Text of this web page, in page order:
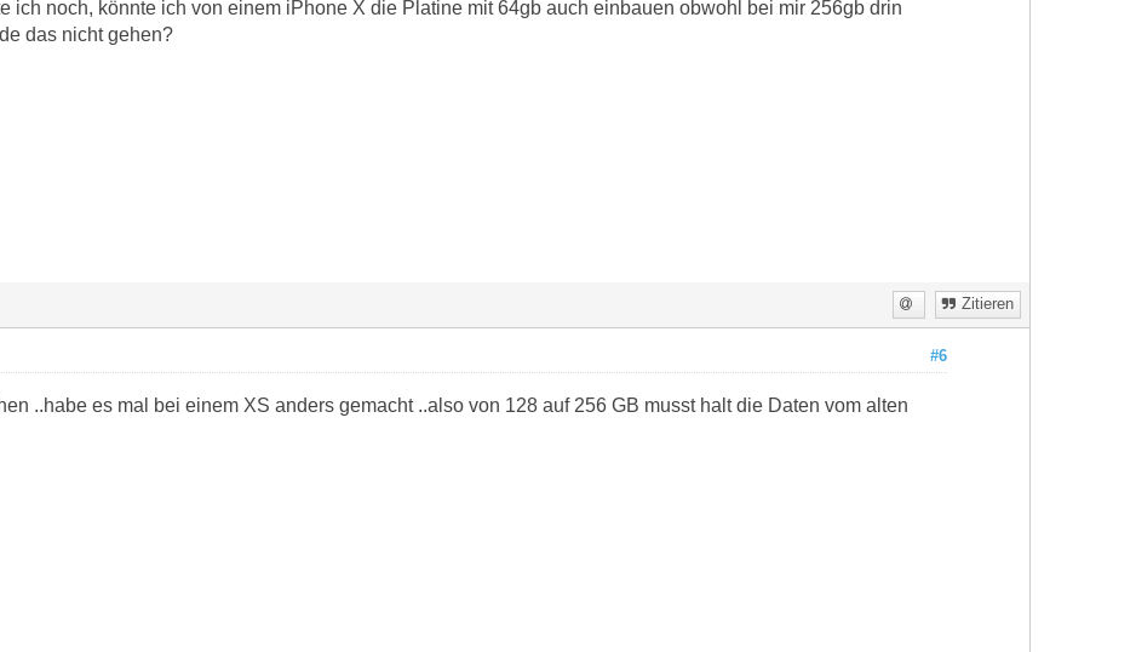
ich noch, könnte ich von einem iPhone X die Platine mit 64gb auch einbauen obwohl bei mir 256gb drin
das nicht gehen?
Zitieren
#6
..habe es mal bei einem XS anders gemacht ..also von 128 auf 256 GB musst halt die Daten vom alten